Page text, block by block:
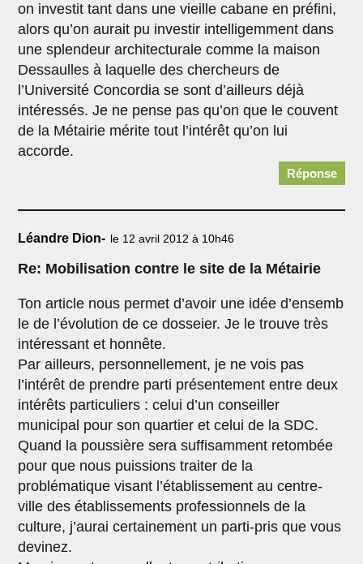
on investit tant dans une vieille cabane en préfini,
alors qu’on aurait pu investir intelligemment dans
une splendeur architecturale comme la maison
Dessaulles à laquelle des chercheurs de
l’Université Concordia se sont d’ailleurs déjà
intéressés. Je ne pense pas qu’on que le couvent
de la Métairie mérite tout l’intérêt qu’on lui
accorde.
Réponse
Léandre Dion- le 12 avril 2012 à 10h46
Re: Mobilisation contre le site de la Métairie
Ton article nous permet d’avoir une idée d’ensemb
le de l’évolution de ce dosseier. Je le trouve très
intéressant et honnête.
Par ailleurs, personnellement, je ne vois pas
l’intérêt de prendre parti présentement entre deux
intérêts particuliers : celui d’un conseiller
municipal pour son quartier et celui de la SDC.
Quand la poussière sera suffisamment retombée
pour que nous puissions traiter de la
problématique visant l’établissement au centre-
ville des établissements professionnels de la
culture, j’aurai certainement un parti-pris que vous
devinez.